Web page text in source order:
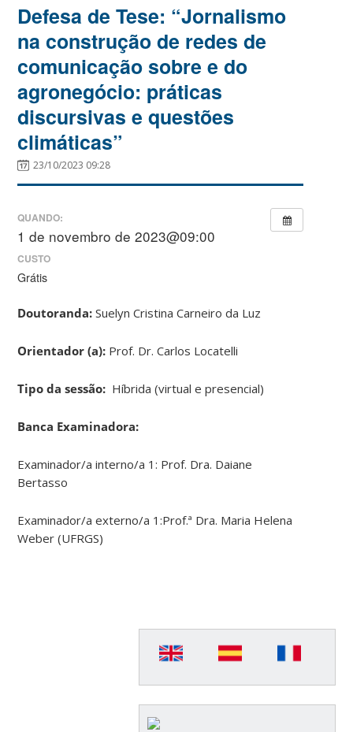
Defesa de Tese: “Jornalismo
na construção de redes de
comunicação sobre e do
agronegócio: práticas
discursivas e questões
climáticas”
23/10/2023 09:28
QUANDO:
1 de novembro de 2023@09:00
CUSTO
Grátis
Doutoranda:Suelyn Cristina Carneiro da Luz
Orientador (a): Prof. Dr. Carlos Locatelli
Tipo da sessão: Híbrida (virtual e presencial)
Banca Examinadora:
Examinador/a interno/a 1: Prof. Dra. Daiane
Bertasso
Examinador/a externo/a 1:Prof.ª Dra. Maria Helena
Weber (UFRGS)